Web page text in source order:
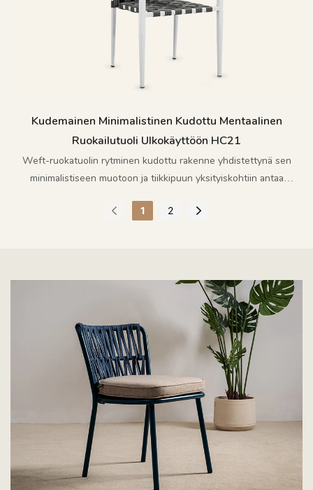
Kudemainen Minimalistinen Kudottu Mentaalinen
Ruokailutuoli Ulkokäyttöön HC21
Weft-ruokatuolin rytminen kudottu rakenne yhdistettynä sen
minimalistiseen muotoon ja tiikkipuun yksityiskohtiin antaa
1 2